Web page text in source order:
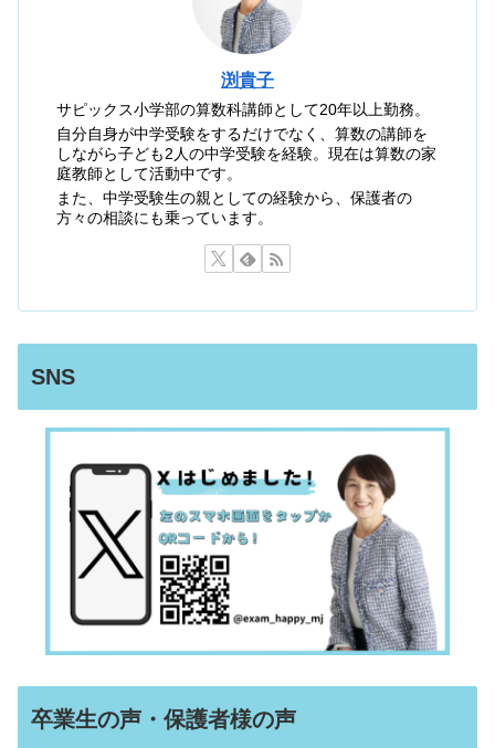
渕貴子
サピックス小学部の算数科講師として20年以上勤務。
自分自身が中学受験をするだけでなく、算数の講師を
しながら子ども2人の中学受験を経験。現在は算数の家
庭教師として活動中です。
また、中学受験生の親としての経験から、保護者の
方々の相談にも乗っています。
SNS
卒業生の声・保護者様の声